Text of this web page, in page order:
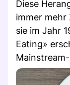
Diese
immer mehr
sie im Jahr
Eating»